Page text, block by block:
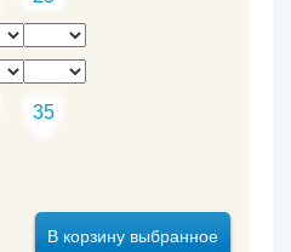
35
В корзину выбранное